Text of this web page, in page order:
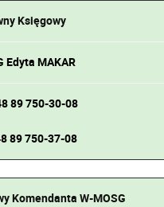
Księgowy
Edyta MAKAR
89 750-30-08
89 750-37-08
Komendanta W-MOSG